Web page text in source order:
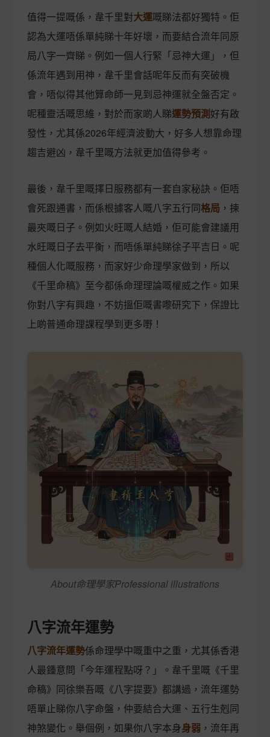
值得一提嘅係，韋千里對大運嘅睇法都好獨特。佢
認為大運唔係單純睇十年好壞，而要結合流年同原
局八字一齊睇。例如一個人行緊「忌神大運」，但
係流年遇到用神，韋千里會話呢年反而有突破機
會，唔似得其他算命師一見到忌神運就全盤否定。
呢種靈活嘅思維，對於而家啲人睇運勢預測好有啟
發性，尤其係2026年經濟波動大，好多人想靠命理
趨吉避凶，韋千里嘅方法就更加值得參考。
最後，韋千里嘅擇日服務都有一套自家秘訣。佢唔
會死跟通書，而係根據客人嘅八字五行同格局 ，揀
最夾嘅日子。例如火旺嘅人結婚，佢可能會建議用
水旺嘅日子去平衡，而唔係單純睇徐子平吉日。呢
種個人化嘅服務，而家好少命理學家做到，所以
《千里命稿》至今都係命理理論嘅權威之作。如果
你對八字有興趣，不妨搵佢嘅書嚟研究下，保證比
上啲普通命理課程學到更多嘢！
About命理學家Professional illustrations
八字流年運勢
八字流年運勢係命理學中嘅重中之重，尤其係香港
人最鍾意問「今年運程點呀？」。韋千里嘅《千里
命稿》同徐樂吾嘅《八字提要》都講過，流年運勢
唔單止睇你八字命盤，仲要結合大運、五行生剋同
神煞變化。舉個例，如果你八字本身身弱 ，流年再